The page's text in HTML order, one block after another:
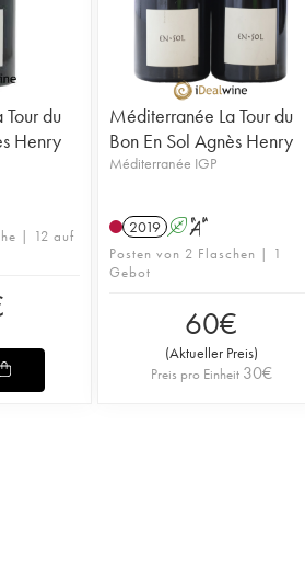
du
Henry
| 12 auf
Méditerranée La Tour du
Bon En Sol Agnès Henry
Méditerranée IGP
2019 A S
Posten von 2 Flaschen | 1
Gebot
60€
(Aktueller Preis)
Preis pro Einheit 30€